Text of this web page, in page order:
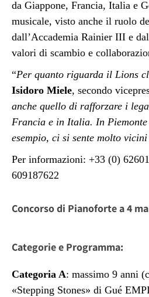
da Giappone, Francia, Italia e
musicale, visto anche il ruolo
dall’Accademia Rainier III e
valori di scambio e
“Per quanto riguarda il Lions
Isidoro Miele, secondo
anche quello di rafforzare i
Francia e in Italia. In
esempio, ci si sente molto
Per informazioni: +33 (0)
609187622
Concorso di Pianoforte a 4
Categorie e Programma:
Categoria A: massimo 9 anni
«Stepping Stones» di Gué